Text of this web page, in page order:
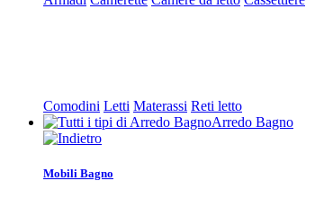
Comodini Letti Materassi Reti letto
Arredo Bagno
Mobili Bagno